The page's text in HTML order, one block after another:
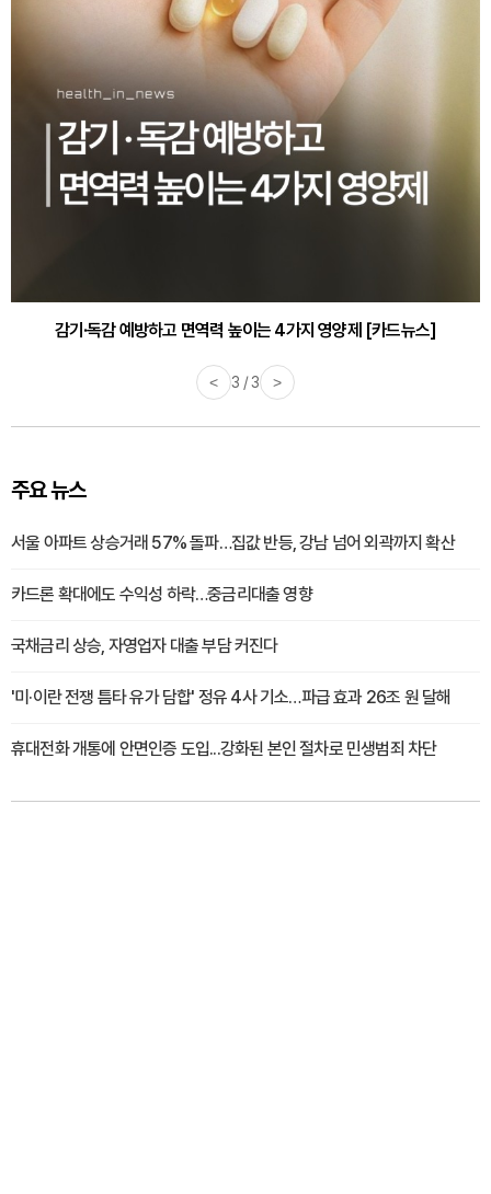
감기·독감 예방하고 면역력 높이는 4가지 영양제 [카드뉴스]
< 3 / 3 >
주요 뉴스
서울 아파트 상승거래 57% 돌파…집값 반등, 강남 넘어 외곽까지 확산
카드론 확대에도 수익성 하락…중금리대출 영향
국채금리 상승, 자영업자 대출 부담 커진다
'미·이란 전쟁 틈타 유가 담합' 정유 4사 기소…파급 효과 26조 원 달해
휴대전화 개통에 안면인증 도입...강화된 본인 절차로 민생범죄 차단